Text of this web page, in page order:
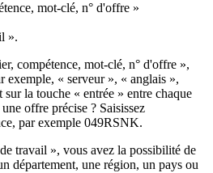
mot-clé, n° d'offre »
».
compétence, mot-clé, n° d'offre »,
exemple, « serveur », « anglais »,
sur la touche « entrée » entre chaque
offre précise ? Saisissez
par exemple 049RSNK.
travail », vous avez la possibilité de
département, une région, un pays ou